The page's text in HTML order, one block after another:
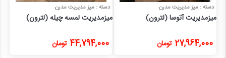
دسته : میز مدیریت مدرن
میزمدیریت آتوسا (لترون)
27,964,000 تومان
دسته : میز مدیریت مدرن
میزمدیریت لمسه چیله (لترون)
44,794,000 تومان